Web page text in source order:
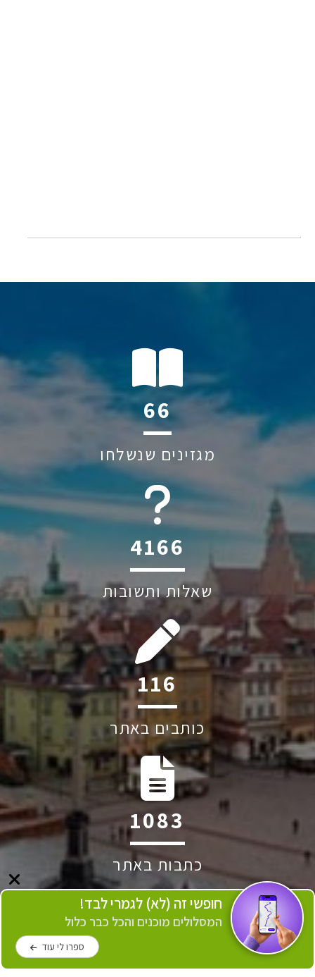
134
מגזינים שנשלחו
6045
שאלות ותשובות
234
כותבים באתר
2177
כתבות באתר
חופשי זה (לא) לגמרי לבד!
המסלולים מוכנים והכל כבר כלול
ספרו לי עוד